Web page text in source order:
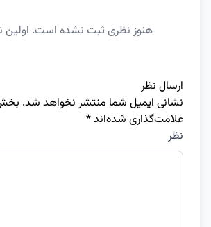
هنوز نظری ثبت نشده است. اولین
ارسال نظر
نشانی ایمیل شما منتشر نخواهد شد.
علامت‌گذاری شده‌اند*
نظر